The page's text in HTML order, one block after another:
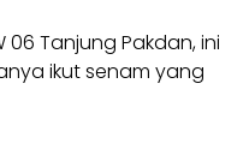
06 Tanjung Pakdan, ini
ikut senam yang